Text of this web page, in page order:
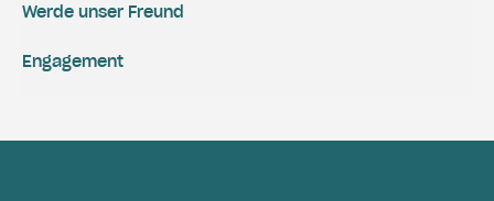
Engagement
Werde unser Freund